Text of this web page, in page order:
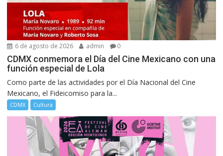
6 de agosto de 2026 admin 0
CDMX conmemora el Día del Cine Mexicano con una
función especial de Lola
Como parte de las actividades por el Día Nacional del Cine
Mexicano, el Fideicomiso para la...
CDMX Cultura